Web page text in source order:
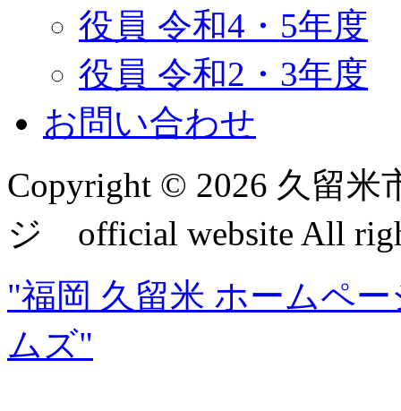
役員 令和4・5年度
役員 令和2・3年度
お問い合わせ
Copyright © 2026 久留
ジ official website All
"福岡 久留米 ホームペ
ムズ"